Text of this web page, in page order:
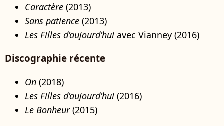
Caractère (2013)
Sans patience (2013)
Les Filles d’aujourd’hui avec Vianney (2016)
Discographie récente
On (2018)
Les Filles d’aujourd’hui (2016)
Le Bonheur(2015)